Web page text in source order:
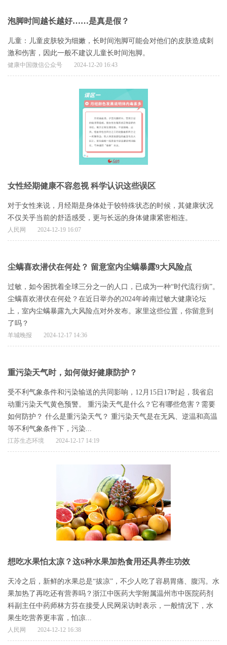
泡脚时间越长越好……是真是假？
儿童：儿童皮肤较为细嫩，长时间泡脚可能会对他们的皮肤造成刺
激和伤害，因此一般不建议儿童长时间泡脚。
健康中国微信公众号 2024-12-20 16:43
女性经期健康不容忽视 科学认识这些误区
对于女性来说，月经期是身体处于较特殊状态的时候，其健康状况
不仅关乎当前的舒适感受，更与长远的身体健康紧密相连。
人民网 2024-12-19 16:07
尘螨喜欢潜伏在何处？ 留意室内尘螨暴露9大风险点
过敏，如今困扰着全球三分之一的人口，已成为一种“时代流行病”。
尘螨喜欢潜伏在何处？在近日举办的2024年岭南过敏大健康论坛
上，室内尘螨暴露九大风险点对外发布。家里这些位置，你留意到
了吗？
​羊城晚报 2024-12-17 14:36
重污染天气时，如何做好健康防护？
受不利气象条件和污染输送的共同影响，12月15日17时起，我省启
动重污染天气黄色预警。 重污染天气是什么？它有哪些危害？需要
如何防护？ 什么是重污染天气？ 重污染天气是在无风、逆温和高温
等不利气象条件下，污染...
江苏生态环境 2024-12-17 14:19
想吃水果怕太凉？这6种水果加热食用还具养生功效
天冷之后，新鲜的水果总是“拔凉”，不少人吃了容易胃痛、腹泻。水
果加热了再吃还有营养吗？浙江中医药大学附属温州市中医院药剂
科副主任中药师林方芬在接受人民网采访时表示，一般情况下，水
果生吃营养更丰富，怕凉...
人民网 2024-12-12 16:38